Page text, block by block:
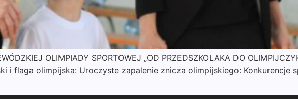
OLIMPIADY SPORTOWEJ „OD PRZEDSZKOLAKA DO
i flaga olimpijska: Uroczyste zapalenie znicza olimpijskiego: Konkurencje